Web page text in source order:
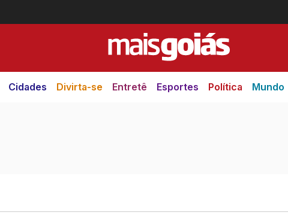
Cidades Divirta-se Entretê Esportes Política Mundo